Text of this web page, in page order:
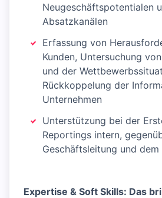
Neugeschäftspotentialen
Absatzkanälen
Erfassung von
Kunden, Untersuchung
und der
Rückkoppelung der
Unternehmen
Unterstützung bei der
Reportings intern,
Geschäftsleitung und
Expertise & Soft Skills: Das